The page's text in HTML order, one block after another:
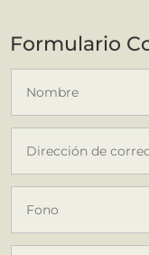
Formulario